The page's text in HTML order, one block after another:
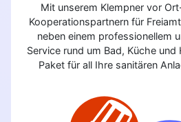
Mit unserem Klempner vor
Kooperationspartnern für
neben einem professionellem
Service rund um Bad, Küche
Paket für all Ihre sanitären